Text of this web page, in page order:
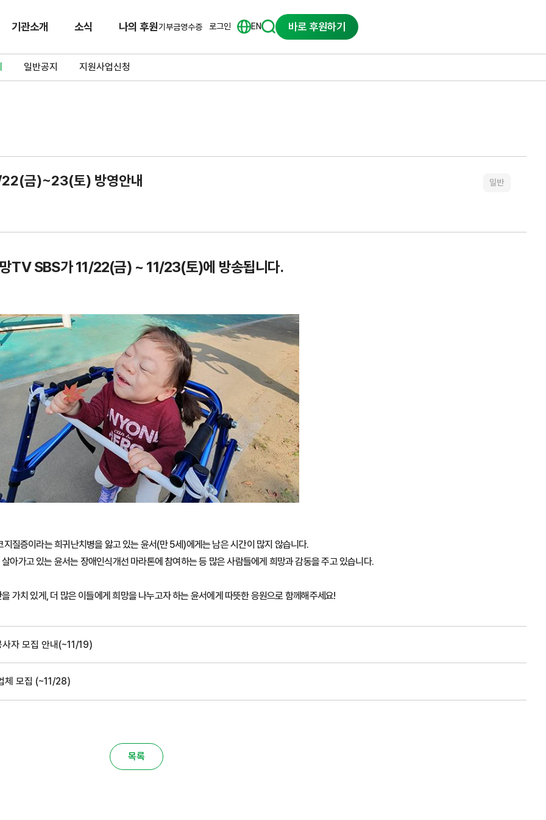
기관소개 소식 나의 후원기부금영수증 로그인 EN 바로 후원하기
일반공지 지원사업신청
22(금)~23(토) 방영안내 일반
TV SBS가11/22(금) ~ 11/23(토)에 방송됩니다.
지질증이라는 희귀난치병을 앓고 있는 윤서(만 5세)에게는 남은 시간이 많지 않습니다.
아가고 있는 윤서는 장애인식개선 마라톤에 참여하는 등 많은 사람들에게 희망과 감동을 주고 있습니다.
가치 있게, 더 많은 이들에게 희망을 나누고자 하는 윤서에게 따뜻한 응원으로 함께해주세요!
자 모집 안내(~11/19)
체 모집 (~11/28)
목록